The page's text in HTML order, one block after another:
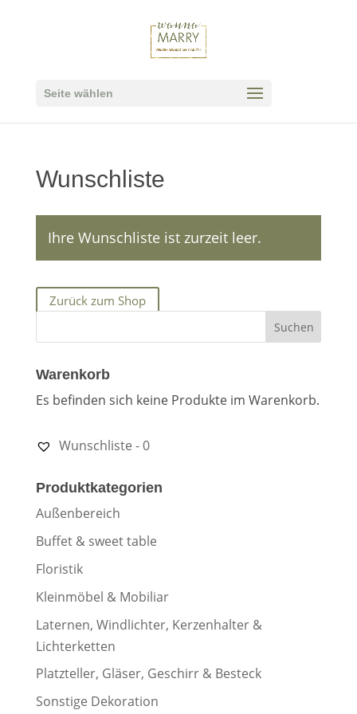
Seite wählen
Wunschliste
Ihre Wunschliste ist zurzeit leer.
Zurück zum Shop
Warenkorb
Es befinden sich keine Produkte im Warenkorb.
Wunschliste -0
Produktkategorien
Außenbereich
Buffet & sweet table
Floristik
Kleinmöbel & Mobiliar
Laternen, Windlichter, Kerzenhalter &
Lichterketten
Platzteller, Gläser, Geschirr & Besteck
Sonstige Dekoration